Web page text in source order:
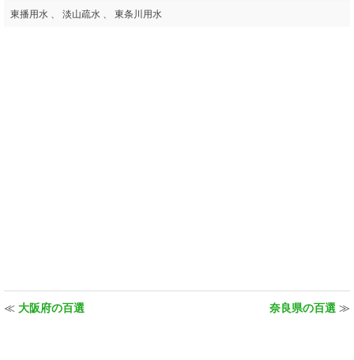
東播用水 、 淡山疏水 、 東条川用水
≪ 大阪府の百選 奈良県の百選 ≫